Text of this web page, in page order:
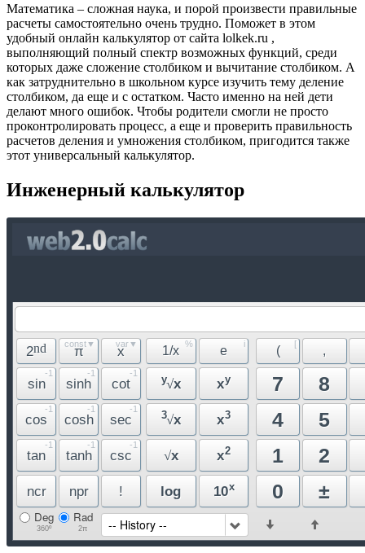
Математика – сложная наука, и порой произвести правильные
расчеты самостоятельно очень трудно. Поможет в этом
удобный онлайн калькулятор от сайта lolkek.ru ,
выполняющий полный спектр возможных функций, среди
которых даже сложение столбиком и вычитание столбиком. А
как затруднительно в школьном курсе изучить тему деление
столбиком, да еще и с остатком. Часто именно на ней дети
делают много ошибок. Чтобы родители смогли не просто
проконтролировать процесс, а еще и проверить правильность
расчетов деления и умножения столбиком, пригодится также
этот универсальный калькулятор.
Инженерный калькулятор